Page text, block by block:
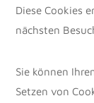
Diese Cookies
nächsten
Sie können
Setzen von